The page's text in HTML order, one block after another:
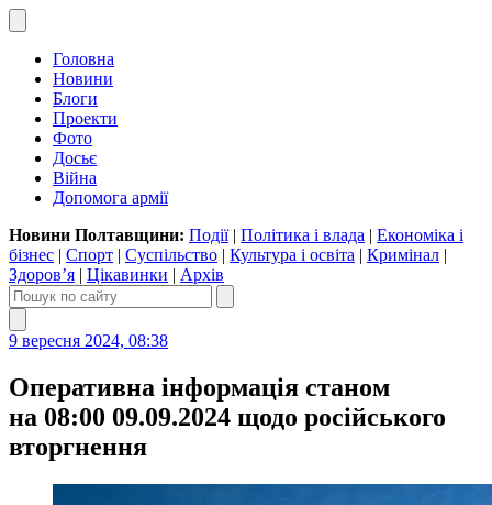
Головна
Новини
Блоги
Проекти
Фото
Досьє
Війна
Допомога армії
Новини Полтавщини: Події| Політика і влада | Економіка і
бізнес | Спорт | Суспільство | Культура і освіта | Кримінал |
Здоров’я | Цікавинки | Архів
9 вересня 2024, 08:38
Оперативна інформація станом
на 08:00 09.09.2024 щодо російського
вторгнення